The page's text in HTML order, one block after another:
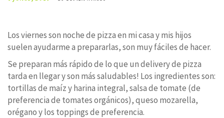
Los viernes son noche de pizza en mi casa y mis hijos
suelen ayudarme a prepararlas, son muy fáciles de hacer.
Se preparan más rápido de lo que un delivery de pizza
tarda en llegar y son más saludables! Los ingredientes son:
tortillas de maíz y harina integral, salsa de tomate (de
preferencia de tomates orgánicos), queso mozarella,
orégano y los toppings de preferencia.